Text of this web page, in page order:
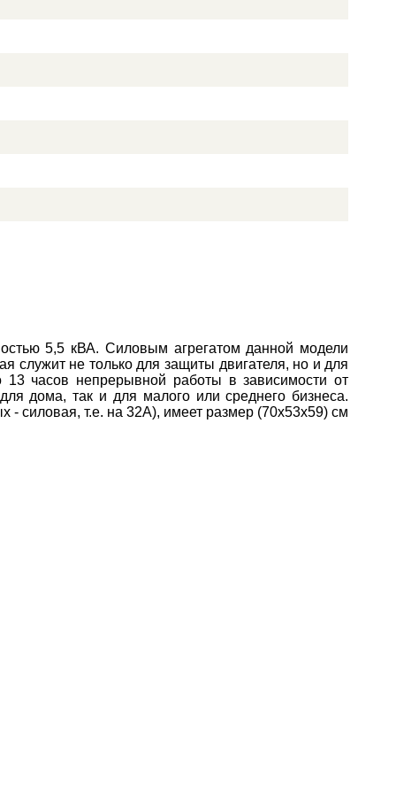
5,5 кВА. Силовым агрегатом данной модели
служит не только для защиты двигателя, но и для
13 часов непрерывной работы в зависимости от
дома, так и для малого или среднего бизнеса.
- силовая, т.е. на 32А), имеет размер (70х53х59) см